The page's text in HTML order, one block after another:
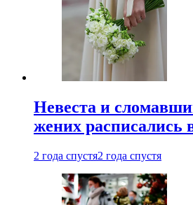
Невеста и
жених расписались
2 года спустя2 года спустя